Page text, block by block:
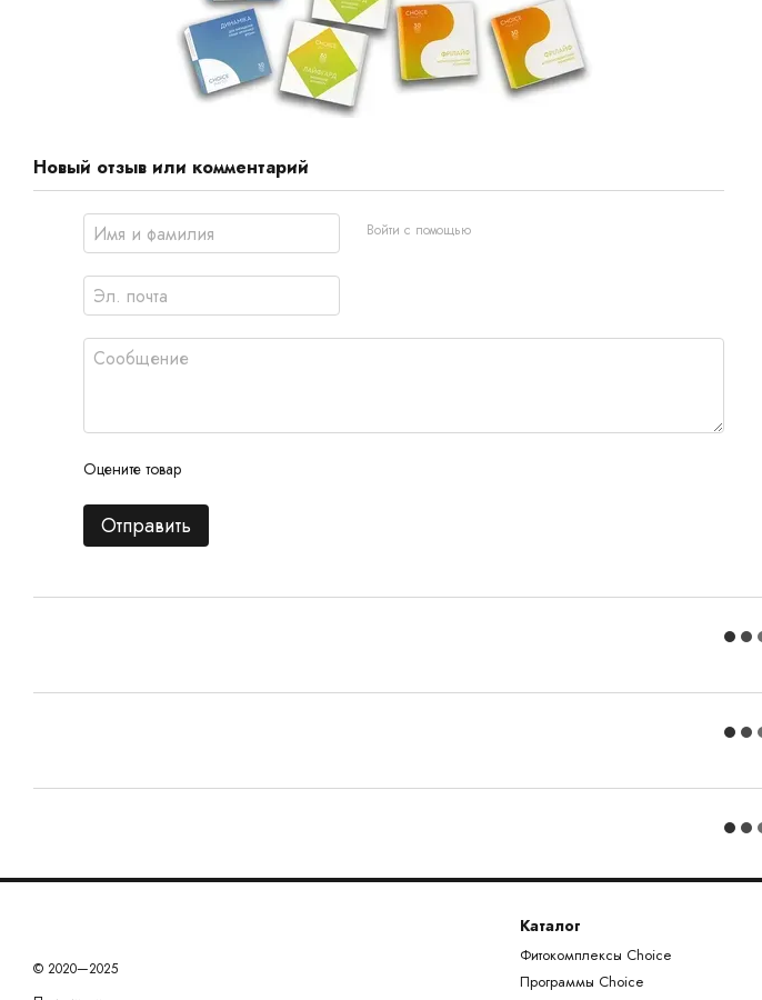
Новый отзыв или комментарий
Войти с помощью
Оцените товар
Отправить
© 2020—2025
Каталог
Фитокомплексы Choice
Программы Choice